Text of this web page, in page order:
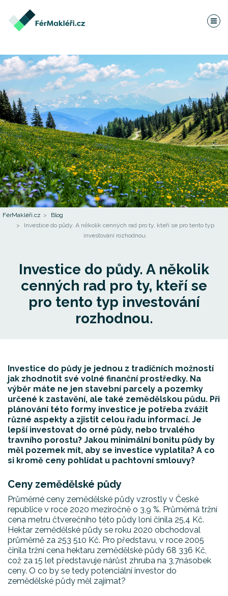
FérMakléři.cz
Blog
Investice do půdy. A několik cenných rad pro ty, kteří se pro tento typ
investování rozhodnou.
Investice do půdy. A několik
cenných rad pro ty, kteří se
pro tento typ investování
rozhodnou.
Investice do půdy je jednou z tradičních možností
jak zhodnotit své volné finanční prostředky. Na
výběr máte ne jen stavební parcely a pozemky
určené k zastavění, ale také zemědělskou půdu. Při
plánování této formy investice je potřeba zvážit
různé aspekty a zjistit celou řadu informací. Je
lepší investovat do orné půdy, nebo trvalého
travního porostu? Jakou minimální bonitu půdy by
měl pozemek mít, aby se investice vyplatila? A co
si kromě ceny pohlídat u pachtovní smlouvy?
Ceny zemědělské půdy
Průměrné ceny zemědělské půdy vzrostly v České
republice v roce 2020 meziročně o 3,9 %. Průměrná tržní
cena metru čtverečního této půdy loni činila 25,4 Kč.
Hektar zemědělské půdy se roku 2020 obchodoval
průměrně za 253 510 Kč. Pro představu, v roce 2005
činila tržní cena hektaru zemědělské půdy 68 336 Kč,
což za 15 let představuje nárůst zhruba na 3,7násobek
ceny. O co by se tedy potenciální investor do
zemědělské půdy měl zajímat?